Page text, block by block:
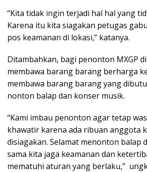
“Kita tidak ingin terjadi hal hal yang
Karena itu kita siagakan petugas
pos keamanan di lokasi,” katanya.
Ditambahkan, bagi penonton MXGP
membawa barang barang berharga
membawa barang barang yang
nonton balap dan konser musik.
“Kami imbau penonton agar tetap
khawatir karena ada ribuan anggota
disiagakan. Selamat menonton balap
sama kita jaga keamanan dan
mematuhi aturan yang berlaku,”